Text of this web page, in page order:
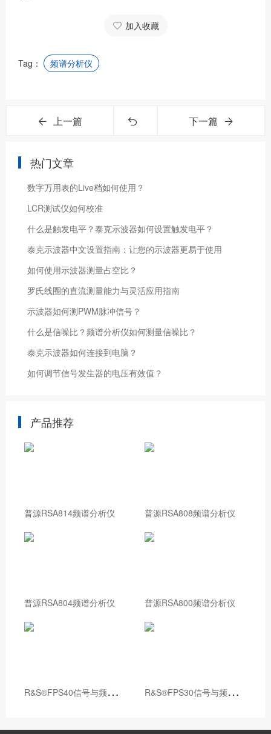
加入收藏
Tag： 频谱分析仪
上一篇 下一篇
热门文章
数字万用表的Live档如何使用？
LCR测试仪如何校准
什么是触发电平？泰克示波器如何设置触发电平？
泰克示波器中文设置指南：让您的示波器更易于使用
如何使用示波器测量占空比？
罗氏线圈的直流测量能力与灵活应用指南
示波器如何测PWM脉冲信号？
什么是信噪比？频谱分析仪如何测量信噪比？
泰克示波器如何连接到电脑？
如何调节信号发生器的电压有效值？
产品推荐
普源RSA814频谱分析仪 普源RSA808频谱分析仪
普源RSA804频谱分析仪 普源RSA800频谱分析仪
R
&S®FPS40信号与频谱分析仪 R
&S®FPS30信号与频谱分析仪